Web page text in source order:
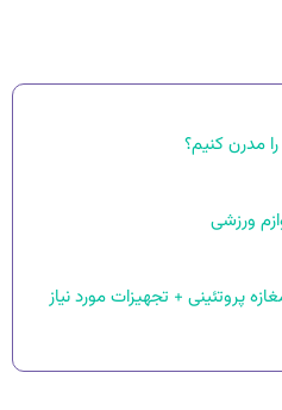
مدرن کنیم؟
ورزشی
پروتئینی + تجهیزات مورد نیاز